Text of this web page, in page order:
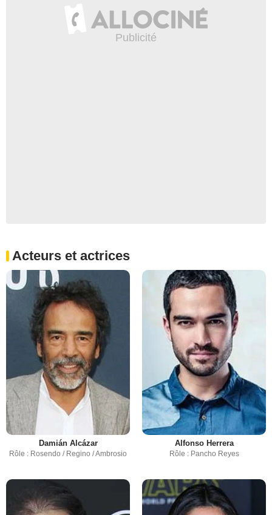
Acteurs et actrices
Damián Alcázar
Rôle : Rosendo / Regino / Ambrosio
Alfonso Herrera
Rôle : Pancho Reyes